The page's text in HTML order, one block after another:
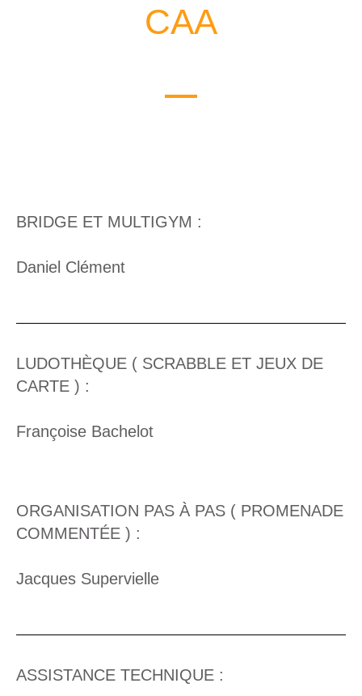
CAA
BRIDGE ET MULTIGYM :
Daniel Clément
LUDOTHÈQUE ( SCRABBLE ET JEUX DE
CARTE ) :
Françoise Bachelot
ORGANISATION PAS À PAS ( PROMENADE
COMMENTÉE ) :
Jacques Supervielle
ASSISTANCE TECHNIQUE :